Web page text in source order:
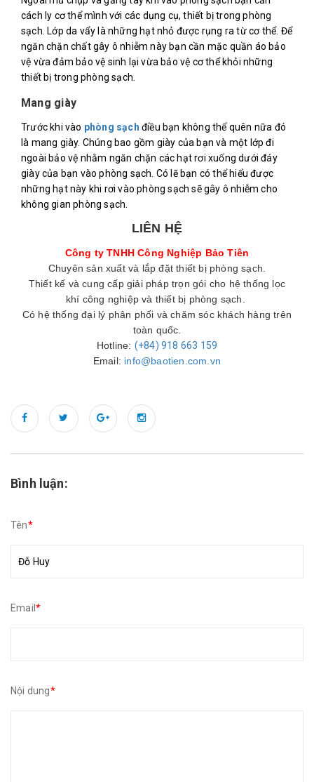
cách ly cơ thể mình với các dụng cụ, thiết bị trong phòng
sạch. Lớp da vẩy là những hạt nhỏ được rụng ra từ cơ thể. Để
ngăn chặn chất gây ô nhiễm này bạn cần mặc quần áo bảo
vệ vừa đảm bảo vệ sinh lại vừa bảo vệ cơ thể khỏi những
thiết bị trong phòng sạch.
Mang giày
Trước khi vào phòng sạch điều bạn không thể quên nữa đó
là mang giày. Chúng bao gồm giày của bạn và một lớp đi
ngoài bảo vệ nhằm ngăn chặn các hạt rơi xuống dưới đáy
giày của bạn vào phòng sạch. Có lẽ bạn có thể hiểu được
những hạt này khi rơi vào phòng sạch sẽ gây ô nhiễm cho
không gian phòng sạch.
LIÊN HỆ
Công ty TNHH Công Nghiệp Bảo Tiên
Chuyên sản xuất và lắp đặt thiết bị phòng sạch.
Thiết kế và cung cấp giải pháp trọn gói cho hệ thống lọc
khí công nghiệp và thiết bị phòng sạch.
Có hệ thống đại lý phân phối và chăm sóc khách hàng trên
toàn quốc.
Hotline: (+84) 918 663 159
Email: info@baotien.com.vn
Bình luận:
Tên*
Email *
Nội dung*